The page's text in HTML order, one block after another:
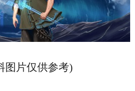
图片仅供参考)